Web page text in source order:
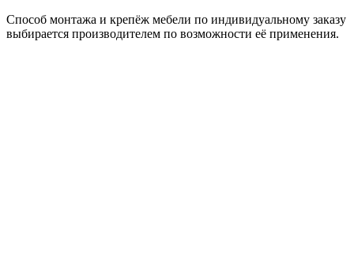
Способ монтажа и крепёж мебели по индивидуальному заказу
выбирается производителем по возможности её применения.